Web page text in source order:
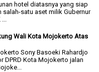
hotel diatasnya yang siap
salah-satu aset milik Gubernur
...
Wali Kota Mojokerto Atas
Sony Basoeki Rahardjo
DPRD Kota Mojokerto jalan